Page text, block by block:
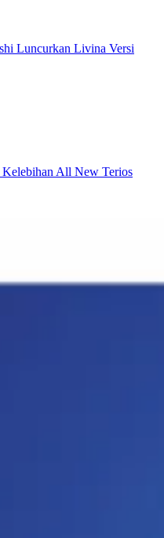
Luncurkan Livina Versi
All New Terios